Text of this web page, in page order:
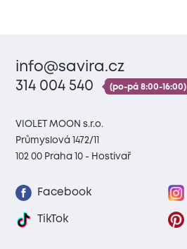
info@savira.cz
314 004 540
(po-pá 8:00-16:00)
VIOLET MOON s.r.o.
Průmyslová 1472/11
102 00 Praha 10 - Hostivař
Facebook
TikTok